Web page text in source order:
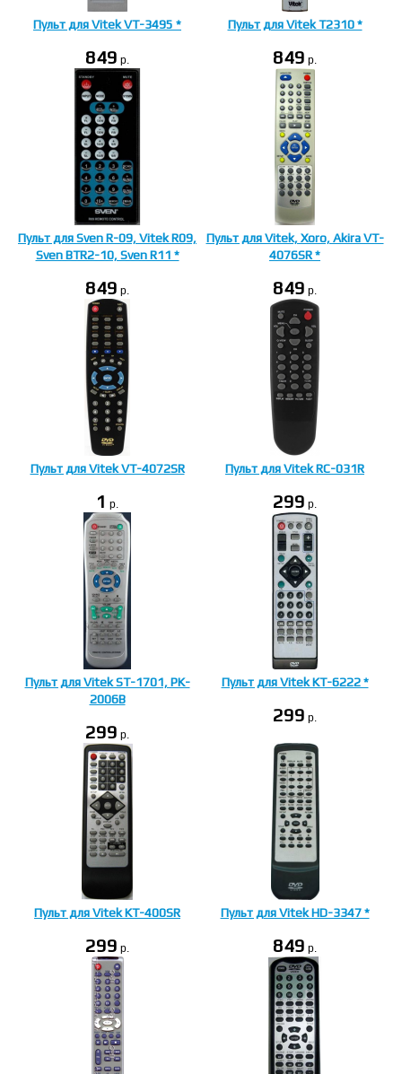
Пульт для Vitek VT-3495 *
849 p.
Пульт для Vitek T2310 *
849 p.
Пульт для Sven R-09, Vitek R09,
Sven BTR2-10, Sven R11 *
849 p.
Пульт для Vitek, Xoro, Akira VT-
4076SR *
849 p.
Пульт для Vitek VT-4072SR
1 p.
Пульт для Vitek RC-031R
299 p.
Пульт для Vitek ST-1701, PK-
2006B
299 p.
Пульт для Vitek KT-6222 *
299 p.
Пульт для Vitek KT-400SR
299 p.
Пульт для Vitek HD-3347 *
849 p.